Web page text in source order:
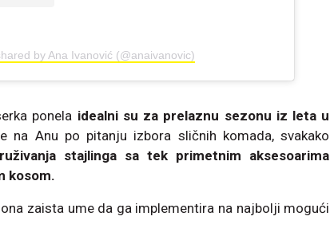
by Ana Ivanović (@anaivanovic)
ponela idealni su za prelaznu sezonu iz leta u
na Anu po pitanju izbora sličnih komada, svakako
stajlinga sa tek primetnim aksesoarima
kosom.
zaista ume da ga implementira na najbolji mogući